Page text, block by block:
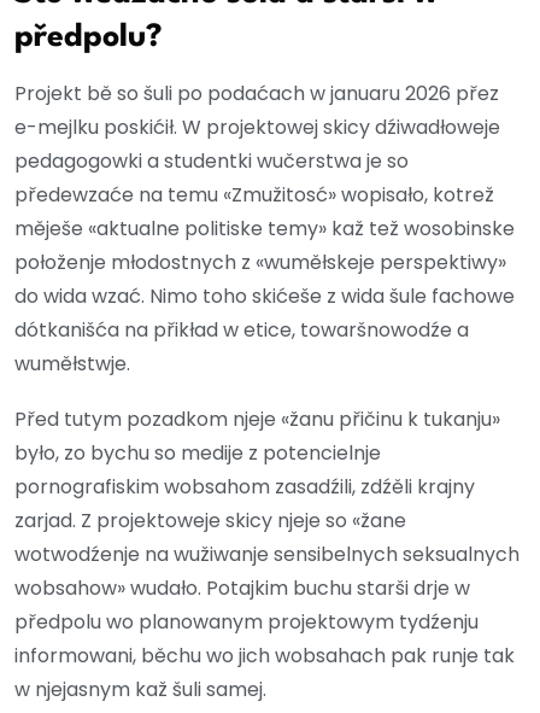
předpolu?
Projekt bě so šuli po podaćach w januaru 2026 přez
e-mejlku poskićił. W projektowej skicy dźiwadłoweje
pedagogowki a studentki wučerstwa je so
předewzaće na temu «Zmužitosć» wopisało, kotrež
měješe «aktualne politiske temy» kaž tež wosobinske
połoženje młodostnych z «wuměłskeje perspektiwy»
do wida wzać. Nimo toho skićeše z wida šule fachowe
dótkanišća na přikład w etice, towaršnowodźe a
wuměłstwje.
Před tutym pozadkom njeje «žanu přičinu k tukanju»
było, zo bychu so medije z potencielnje
pornografiskim wobsahom zasadźili, zdźěli krajny
zarjad. Z projektoweje skicy njeje so «žane
wotwodźenje na wužiwanje sensibelnych seksualnych
wobsahow» wudało. Potajkim buchu starši drje w
předpolu wo planowanym projektowym tydźenju
informowani, běchu wo jich wobsahach pak runje tak
w njejasnym kaž šuli samej.